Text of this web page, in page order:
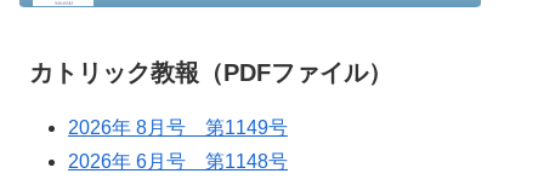
カトリック教報（PDFファイル）
2026年 8月号 第1149号
2026年 6月号 第1148号